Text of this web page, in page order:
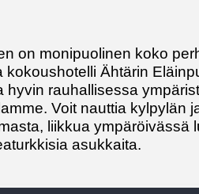
on monipuolinen koko
kokoushotelli Ähtärin
hyvin rauhallisessa
Voit nauttia kylpylän
liikkua ympäröivässä
asukkaita.